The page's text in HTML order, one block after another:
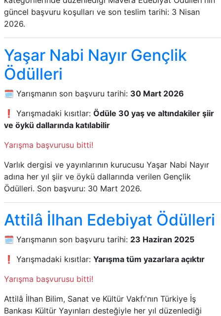
güncel başvuru koşulları ve son teslim tarihi: 3 Nisan
2026.
Yaşar Nabi Nayır Gençlik
Ödülleri
🗓️ Yarışmanın son başvuru tarihi: 30 Mart 2026
❗ Yarışmadaki kısıtlar: Ödüle 30 yaş ve altındakiler şiir
ve öykü dallarında katılabilir
Yarışma başvurusu bitti!
Varlık dergisi ve yayınlarının kurucusu Yaşar Nabi Nayır
adına her yıl şiir ve öykü dallarında verilen Gençlik
Ödülleri. Son başvuru: 30 Mart 2026.
Attilâ İlhan Edebiyat Ödülleri
🗓️ Yarışmanın son başvuru tarihi: 23 Haziran 2025
❗ Yarışmadaki kısıtlar: Yarışma tüm yazarlara açıktır
Yarışma başvurusu bitti!
Attilâ İlhan Bilim, Sanat ve Kültür Vakfı'nın Türkiye İş
Bankası Kültür Yayınları desteğiyle her yıl düzenlediği